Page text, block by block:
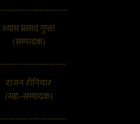
श्याम प्रसाद गुप्ता
(सम्पादक)
राजन रौनियार
(सह–सम्पादक)